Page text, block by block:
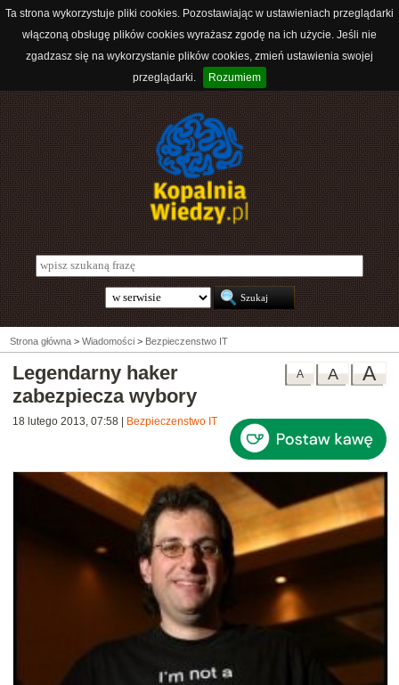
Ta strona wykorzystuje pliki cookies. Pozostawiając w ustawieniach przeglądarki
włączoną obsługę plików cookies wyrażasz zgodę na ich użycie. Jeśli nie
zgadzasz się na wykorzystanie plików cookies, zmień ustawienia swojej
przeglądarki.
Rozumiem
Strona główna > Wiadomości > Bezpieczenstwo IT
A
A
A
Legendarny haker
zabezpiecza wybory
18 lutego 2013, 07:58 Bezpieczenstwo IT